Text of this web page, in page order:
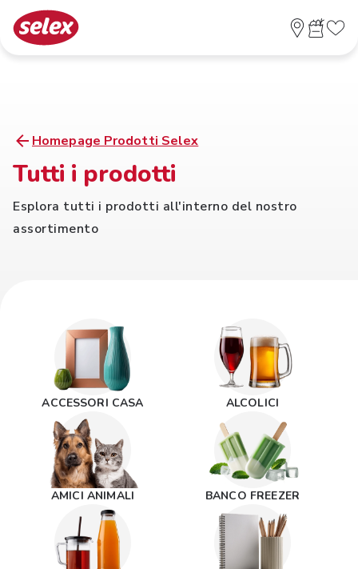
Homepage Prodotti Selex
Tutti i prodotti
Esplora tutti i prodotti all'interno del nostro
assortimento
ACCESSORI CASA ALCOLICI
AMICI ANIMALI BANCO FREEZER